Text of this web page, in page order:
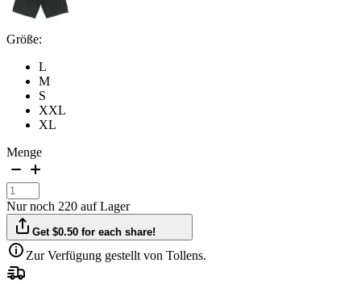
Größe:
L
M
S
XXL
XL
Menge
Nur noch 220 auf Lager
Get $0.50 for each share!
Zur Verfügung gestellt von Tollens.